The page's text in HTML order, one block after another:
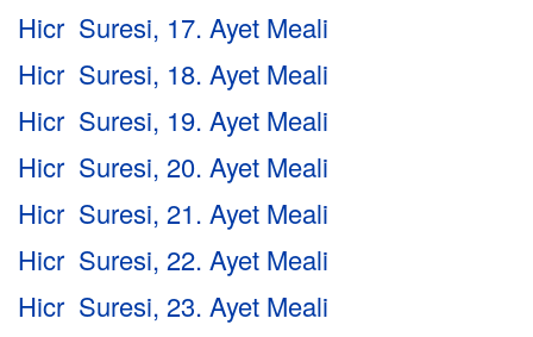
Hicr Suresi, 17. Ayet Meali
Hicr Suresi, 18. Ayet Meali
Hicr Suresi, 19. Ayet Meali
Hicr Suresi, 20. Ayet Meali
Hicr Suresi, 21. Ayet Meali
Hicr Suresi, 22. Ayet Meali
Hicr Suresi, 23. Ayet Meali